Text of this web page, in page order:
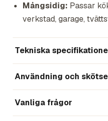
Mångsidig: Passar
verkstad, garage,
Tekniska
Användning och
Vanliga frågor